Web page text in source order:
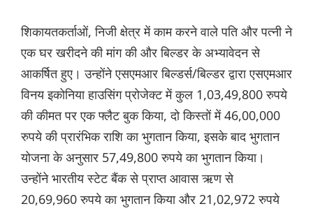
शिकायतकर्ताओं, निजी क्षेत्र में काम करने वाले पति और पत्नी ने
एक घर खरीदने की मांग की और बिल्डर के अभ्यावेदन से
आकर्षित हुए। उन्होंने एसएमआर बिल्डर्स/बिल्डर द्वारा एसएमआर
विनय इकोनिया हाउसिंग प्रोजेक्ट में कुल 1,03,49,800 रुपये
की कीमत पर एक फ्लैट बुक किया, दो किस्तों में 46,00,000
रुपये की प्रारंभिक राशि का भुगतान किया, इसके बाद भुगतान
योजना के अनुसार 57,49,800 रुपये का भुगतान किया।
उन्होंने भारतीय स्टेट बैंक से प्राप्त आवास ऋण से
20,69,960 रुपये का भुगतान किया और 21,02,972 रुपये